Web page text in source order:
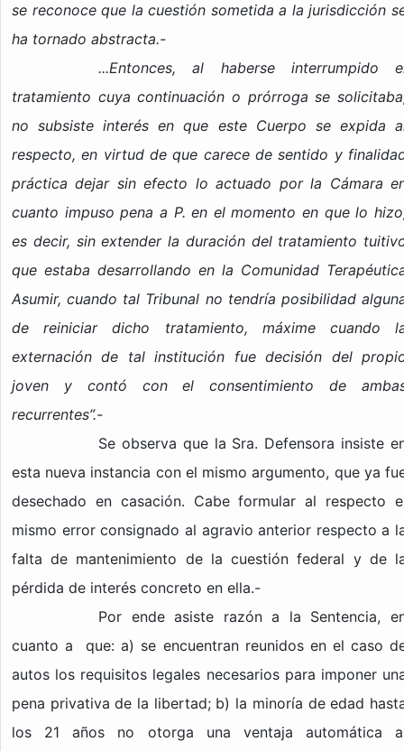
se reconoce que la cuestión sometida a la jurisdicción
ha tornado abstracta.-
...Entonces, al haberse interrumpido
tratamiento cuya continuación o prórroga se
no subsiste interés en que este Cuerpo se expida
respecto, en virtud de que carece de sentido y
práctica dejar sin efecto lo actuado por la Cámara
cuanto impuso pena a P. en el momento en que lo
es decir, sin extender la duración del tratamiento
que estaba desarrollando en la Comunidad
Asumir, cuando tal Tribunal no tendría posibilidad
de reiniciar dicho tratamiento, máxime cuando
externación de tal institución fue decisión del
joven y contó con el consentimiento de
recurrentes”.-
Se observa que la Sra. Defensora insiste
esta nueva instancia con el mismo argumento, que ya
desechado en casación. Cabe formular al respecto
mismo error consignado al agravio anterior respecto a
falta de mantenimiento de la cuestión federal y de
pérdida de interés concreto en ella.-
Por ende asiste razón a la Sentencia,
cuanto a que: a) se encuentran reunidos en el caso
autos los requisitos legales necesarios para imponer
pena privativa de la libertad; b) la minoría de edad
los 21 años no otorga una ventaja automática